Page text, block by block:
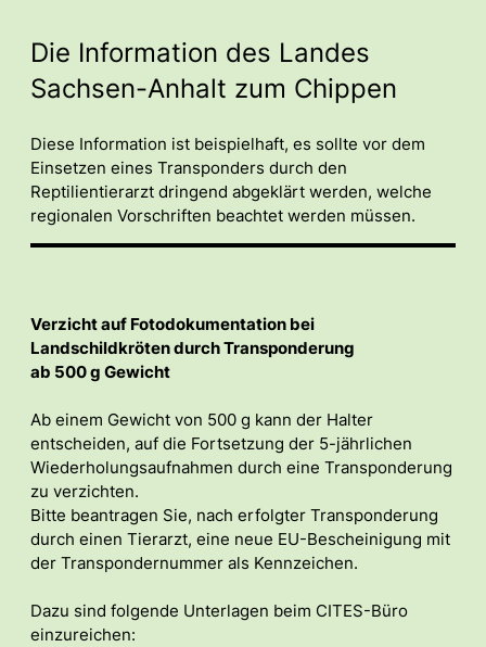
Die Information des Landes
Sachsen-Anhalt zum Chippen
Diese Information ist beispielhaft, es sollte vor dem
Einsetzen eines Transponders durch den
Reptilientierarzt dringend abgeklärt werden, welche
regionalen Vorschriften beachtet werden müssen.
Verzicht auf Fotodokumentation bei
Landschildkröten durch Transponderung
ab 500 g Gewicht
Ab einem Gewicht von 500 g kann der Halter
entscheiden, auf die Fortsetzung der 5-jährlichen
Wiederholungsaufnahmen durch eine Transponderung
zu verzichten.
Bitte beantragen Sie, nach erfolgter Transponderung
durch einen Tierarzt, eine neue EU-Bescheinigung mit
der Transpondernummer als Kennzeichen.
Dazu sind folgende Unterlagen beim CITES-Büro
einzureichen: